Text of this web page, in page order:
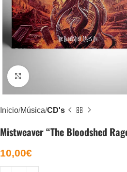
Click to enlarge
Inicio Música CD's
Mistweaver “The Bloodshed
10,00€